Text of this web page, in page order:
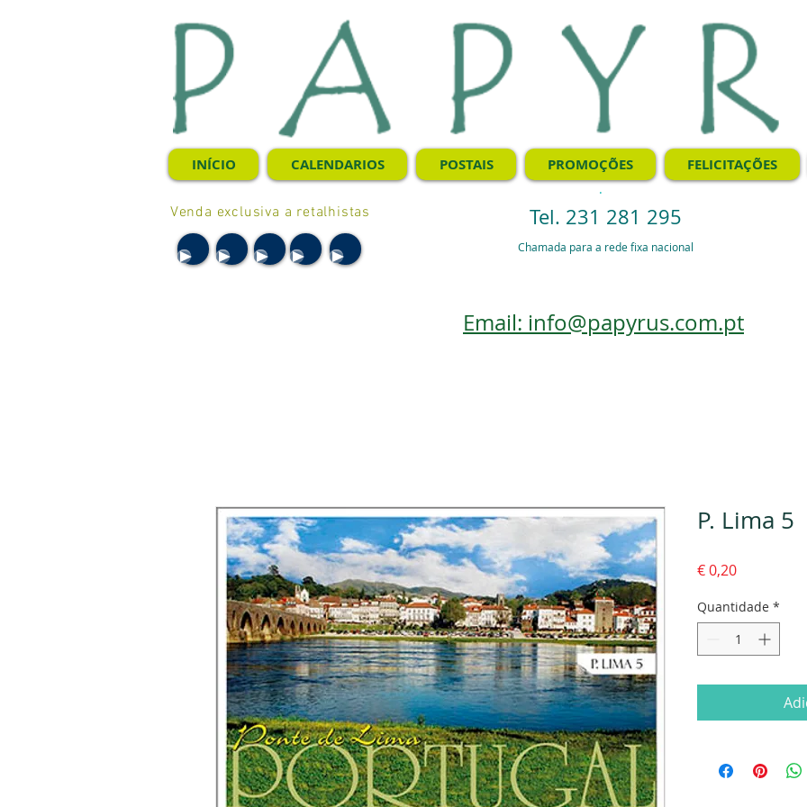
INÍCIO CALENDARIOS POSTAIS PROMOÇÕES FELICITAÇÕES
.
Venda exclusiva a retalhistas Tel. 231 281 295
Chamada para a rede fixa nacional
Email: info@papyrus.com.pt
P. Lima 5
€ 0,20Preço
Quantidade *